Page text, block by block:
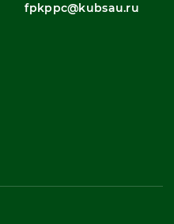
fpkppc@kubsau.ru